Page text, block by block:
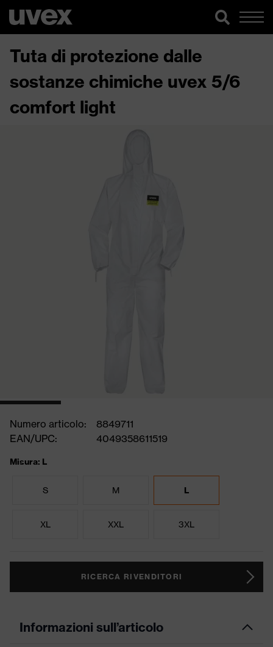
Tuta di protezione dalle
sostanze chimiche uvex 5/6
comfort light
Numero articolo:
8849711
EAN/UPC:
4049358611519
Misura: L
S M L
XL XXL 3XL
RICERCA RIVENDITORI
Informazioni sull’articolo